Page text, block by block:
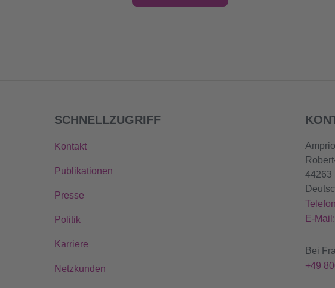
SCHNELLZUGRIFF
Kontakt
Publikationen
Presse
Politik
Karriere
Netzkunden
44263
E-
Bei
+49